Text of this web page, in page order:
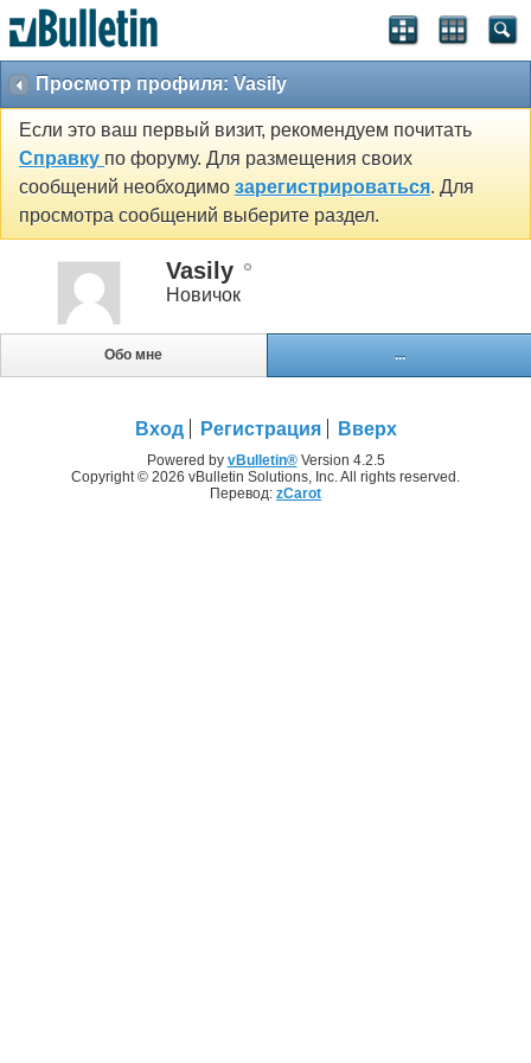
Просмотр профиля: Vasily
Если это ваш первый визит, рекомендуем почитать
Справку по форуму. Для размещения своих
сообщений необходимо зарегистрироваться. Для
просмотра сообщений выберите раздел.
Vasily
Новичок
Обо мне ...
Вход Регистрация Вверх
Powered by vBulletin®Version 4.2.5
Copyright © 2026 vBulletin Solutions, Inc. All rights reserved.
Перевод: zCarot